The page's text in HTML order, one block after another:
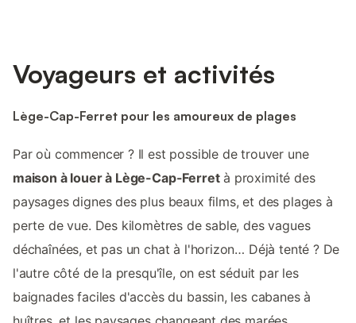
Voyageurs et activités
Lège-Cap-Ferret pour les amoureux de plages
Par où commencer ? Il est possible de trouver une
maison à louer à Lège-Cap-Ferretà proximité des
paysages dignes des plus beaux films, et des plages à
perte de vue. Des kilomètres de sable, des vagues
déchaînées, et pas un chat à l'horizon… Déjà tenté ? De
l'autre côté de la presqu'île, on est séduit par les
baignades faciles d'accès du bassin, les cabanes à